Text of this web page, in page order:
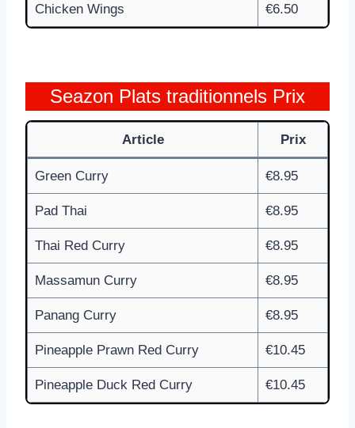
Chicken Wings €6.50
Seazon Plats traditionnels Prix
Article Prix
Green Curry €8.95
Pad Thai €8.95
Thai Red Curry €8.95
Massamun Curry €8.95
Panang Curry €8.95
Pineapple Prawn Red Curry €10.45
Pineapple Duck Red Curry €10.45